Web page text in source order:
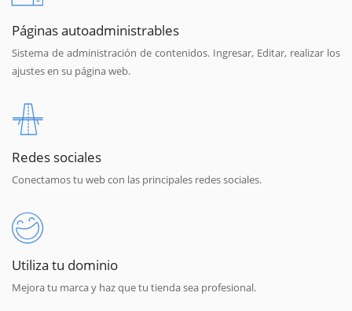
Páginas autoadministrables
Sistema de administración de contenidos. Ingresar, Editar, realizar los
ajustes en su página web.
Redes sociales
Conectamos tu web con las principales redes sociales.
Utiliza tu dominio
Mejora tu marca y haz que tu tienda sea profesional.